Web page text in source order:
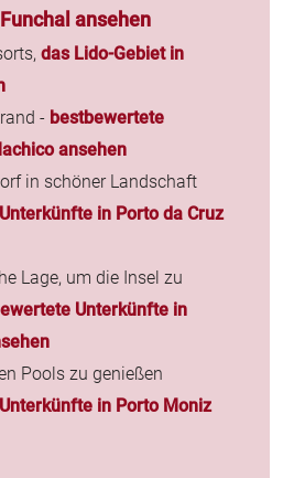
ansehen
das Lido-Gebiet in
- bestbewertete
ansehen
in schöner Landschaft
in Porto da Cruz
Lage, um die Insel zu
Unterkünfte in
Pools zu genießen
in Porto Moniz